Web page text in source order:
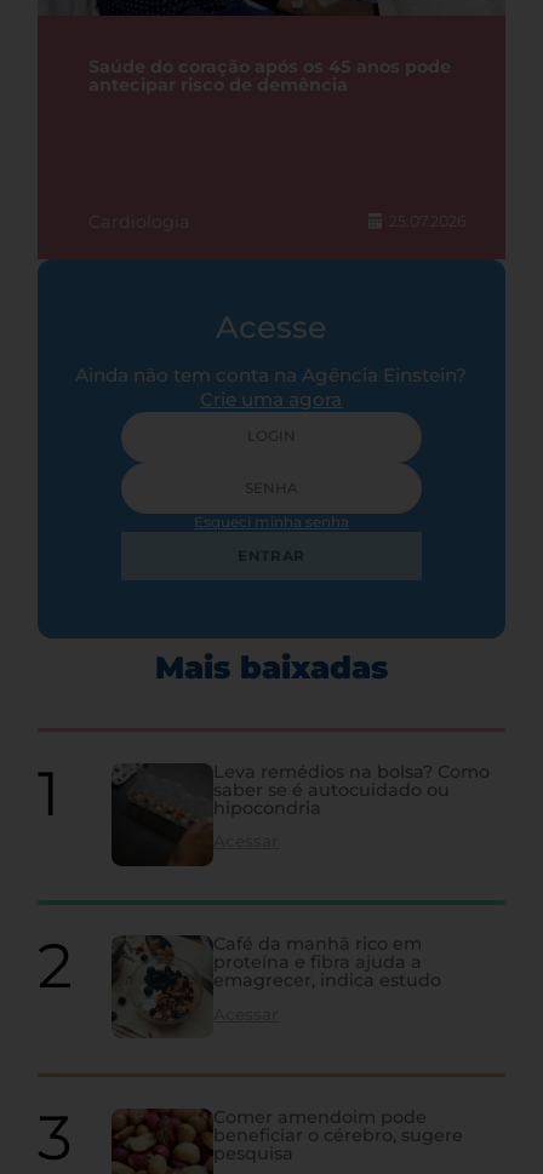
Saúde do coração após os 45 anos pode
antecipar risco de demência
Cardiologia 25.07.2026
Acesse
Ainda não tem conta na Agência Einstein?
Crie uma agora
Esqueci minha senha
ENTRAR
Mais baixadas
Leva remédios na bolsa? Como
saber se é autocuidado ou
hipocondria
Café da manhã rico em
proteína e fibra ajuda a
emagrecer, indica estudo
Comer amendoim pode
beneficiar o cérebro, sugere
pesquisa